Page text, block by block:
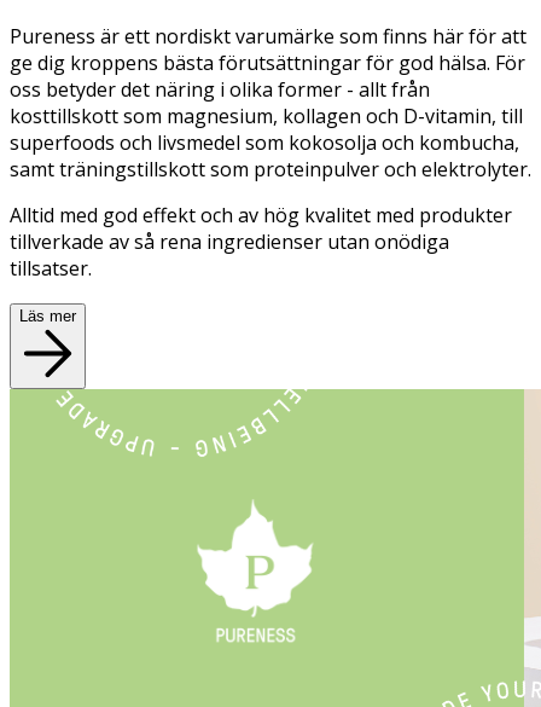
Pureness är ett nordiskt varumärke som finns här för att
ge dig kroppens bästa förutsättningar för god hälsa. För
oss betyder det näring i olika former - allt från
kosttillskott som magnesium, kollagen och D-vitamin, till
superfoods och livsmedel som kokosolja och kombucha,
samt träningstillskott som proteinpulver och elektrolyter.
Alltid med god effekt och av hög kvalitet med produkter
tillverkade av så rena ingredienser utan onödiga
tillsatser.
Läs mer